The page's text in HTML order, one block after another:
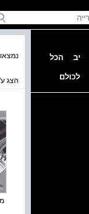
יב הכל
לכולם
נמצאו 2 ספרים בקטגוריה
הצג